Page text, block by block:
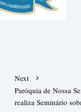
Next
Paróquia de Nossa
realiza Seminário